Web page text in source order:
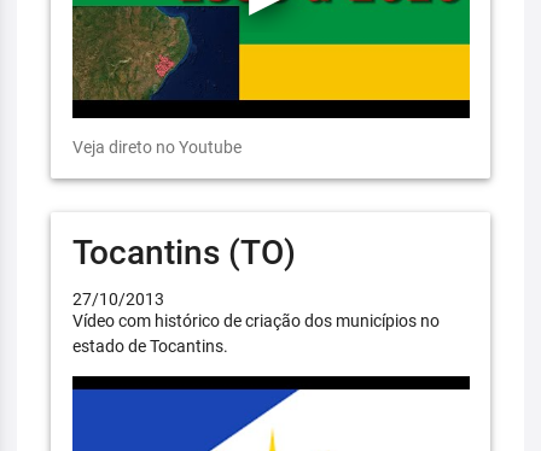
Veja direto no Youtube
Tocantins (TO)
27/10/2013
Vídeo com histórico de criação dos municípios no
estado de Tocantins.